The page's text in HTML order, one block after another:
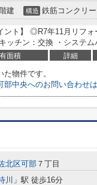
建 構造 鉄筋コンクリー
ント】 ◎R7年11月リフォ
ッチン：交換 ・システ
面積 詳細
物件です。
部中央へのお問い合わせ
北区可部 ７丁目
川 」駅 徒歩16分